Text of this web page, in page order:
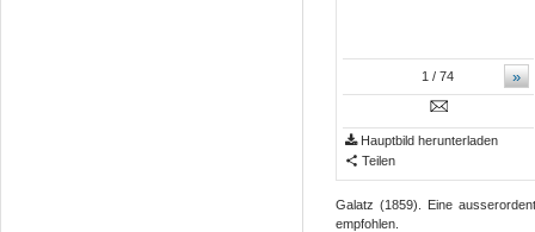
»
1 / 74
Hauptbild herunterladen
Teilen
Galatz (1859). Eine
empfohlen.